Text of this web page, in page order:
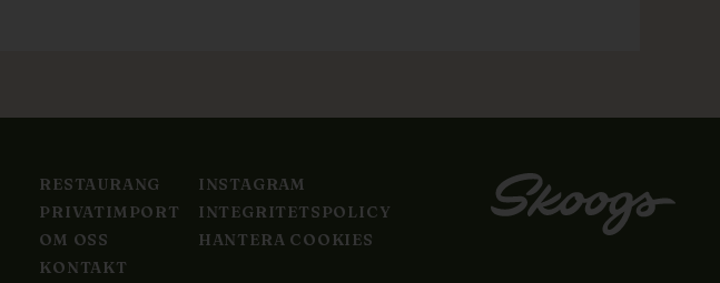
RESTAURANG
PRIVATIMPORT
OM OSS
KONTAKT
INSTAGRAM
INTEGRITETSPOLICY
HANTERA COOKIES